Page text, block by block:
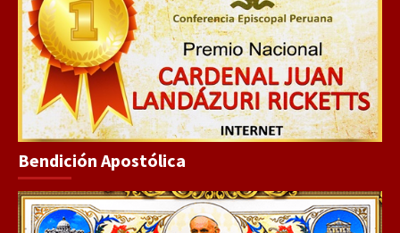
Bendición Apostólica